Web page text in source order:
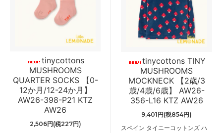
tinycottons
MUSHROOMS
QUARTER SOCKS 【0-
12か月/12-24か月】
AW26-398-P21 KTZ
AW26
2,506円(税227円)
tinycottons TINY
MUSHROOMS
MOCKNECK 【2歳/3
歳/4歳/6歳】 AW26-
356-L16 KTZ AW26
9,401円(税854円)
スペイン タイニーコットンズ ハ